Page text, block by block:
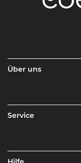
Über uns
Service